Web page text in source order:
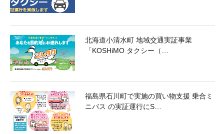
北海道小清水町 地域交通実証事業
「KOSHiMO タクシー（…
福島県石川町で実施の買い物支援 乗合ミ
ニバス の実証運行にS…